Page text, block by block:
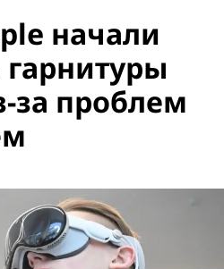
начали
за проблем